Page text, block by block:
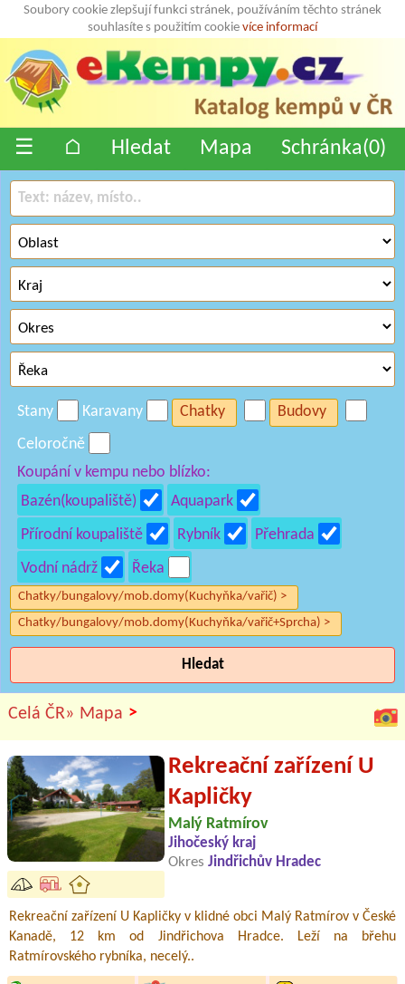
Soubory cookie zlepšují funkci stránek, používáním těchto stránek
souhlasíte s použitím cookie více informací
☰ ⌂ Hledat Mapa Schránka(0)
Stany Karavany Chatky
Budovy
Celoročně
Koupání v kempu nebo blízko:
Bazén(koupaliště)
Aquapark
Přírodní koupaliště
Rybník
Přehrada
Vodní nádrž
Řeka
Chatky/bungalovy/mob.domy(Kuchyňka/vařič) >
Chatky/bungalovy/mob.domy(Kuchyňka/vařič+Sprcha) >
Hledat
Celá ČR» Mapa >
Rekreační zařízení U
Kapličky
Malý Ratmírov
Jihočeský kraj
Okres Jindřichův Hradec
Rekreační zařízení U Kapličky v klidné obci Malý Ratmírov v České
Kanadě, 12 km od Jindřichova Hradce. Leží na břehu
Ratmírovského rybníka, necelý..